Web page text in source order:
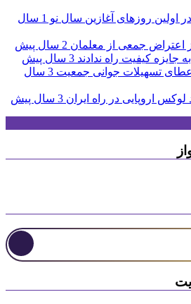
اولین روزهای آغازین سال نو
1 سال
اعتراض جمعی از معلمان 2 سال پیش
جایزه کیفیت راه ندادند 3 سال پیش
3 سال
اروپایی در راه ایران 3 سال پیش